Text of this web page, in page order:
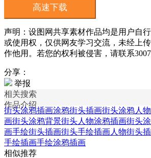
高速下载
声明：设图网共享素材作品均是用户自
或使用权，仅供网友学习交流，未经上
作他用。若您的权利被侵害，请联系
分享：
举报
相关搜索
作品介绍
街头涂鸦插画涂鸦街头插画街头涂鸦人
画街头涂鸦背景街头人物涂鸦插画街头
画手绘街头插画街头手绘插画人物街头
手绘插画手绘涂鸦插画
相似推荐